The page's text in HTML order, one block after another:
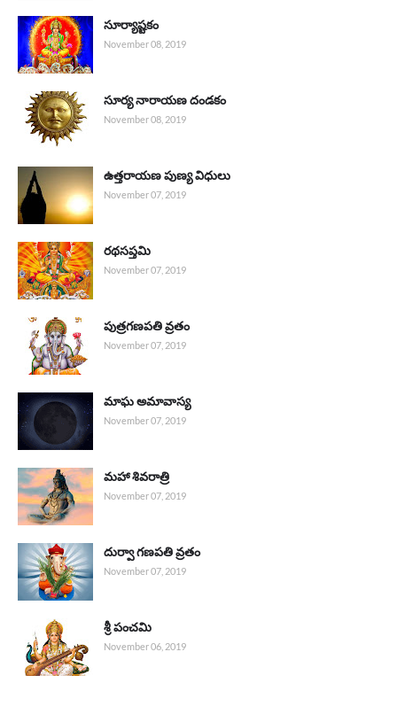
సూర్యాష్టకం
November 08, 2019
సూర్య నారాయణ దండకం
November 08, 2019
ఉత్తరాయణ పుణ్య విధులు
November 07, 2019
రథసప్తమి
November 07, 2019
పుత్రగణపతి వ్రతం
November 07, 2019
మాఘ అమావాస్య
November 07, 2019
మహా శివరాత్రి
November 07, 2019
దుర్వా గణపతి వ్రతం
November 07, 2019
శ్రీ పంచమి
November 06, 2019